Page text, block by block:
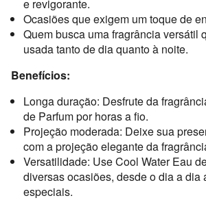
e revigorante.
Ocasiões que exigem um toque de
Quem busca uma fragrância versátil
usada tanto de dia quanto à noite.
Benefícios:
Longa duração: Desfrute da
de Parfum por horas a fio.
Projeção moderada: Deixe sua
com a projeção elegante da
Versatilidade: Use Cool Water Eau
diversas ocasiões, desde o dia a dia
especiais.